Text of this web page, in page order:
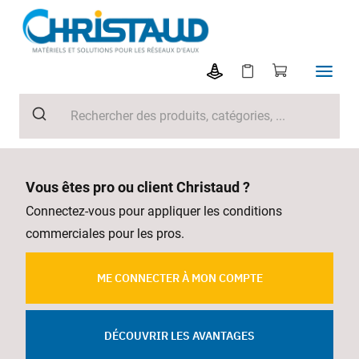
Vous êtes pro ou client Christaud ?
Connectez-vous pour appliquer les conditions
commerciales pour les pros.
ME CONNECTER À MON COMPTE
DÉCOUVRIR LES AVANTAGES